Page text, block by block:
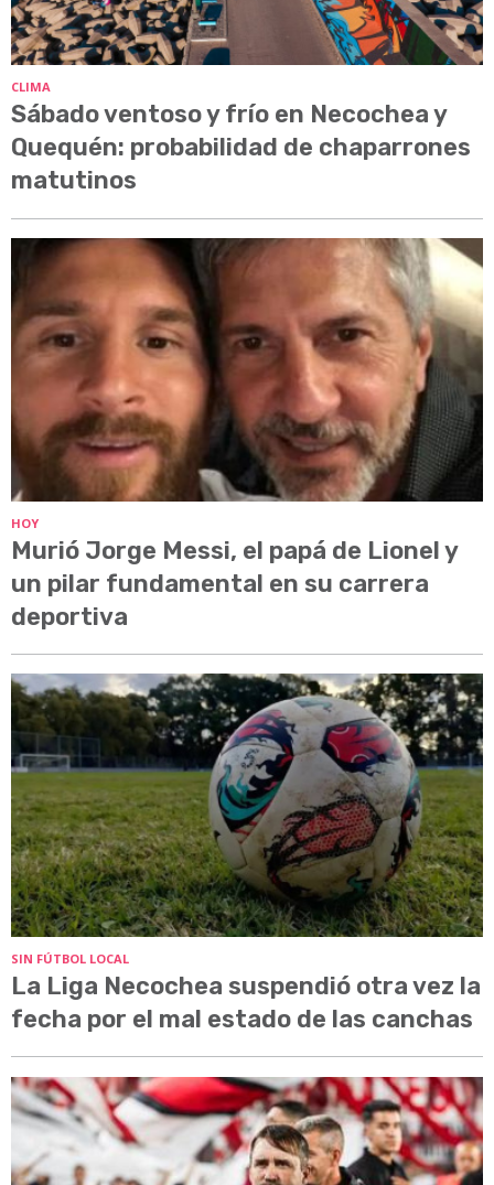
CLIMA
Sábado ventoso y frío en Necochea y
Quequén: probabilidad de chaparrones
matutinos
HOY
Murió Jorge Messi, el papá de Lionel y
un pilar fundamental en su carrera
deportiva
SIN FÚTBOL LOCAL
La Liga Necochea suspendió otra vez la
fecha por el mal estado de las canchas